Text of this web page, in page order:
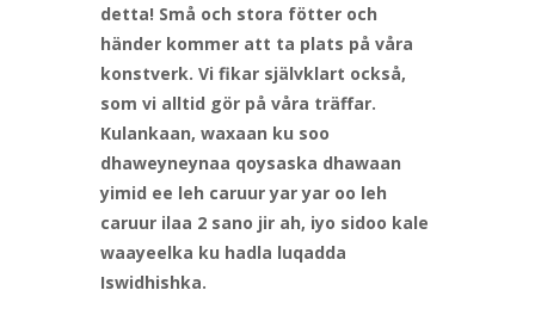
detta! Små och stora fötter och
händer kommer att ta plats på våra
konstverk. Vi fikar självklart också,
som vi alltid gör på våra träffar.
Kulankaan, waxaan ku soo
dhaweyneynaa qoysaska dhawaan
yimid ee leh caruur yar yar oo leh
caruur ilaa 2 sano jir ah, iyo sidoo kale
waayeelka ku hadla luqadda
Iswidhishka.